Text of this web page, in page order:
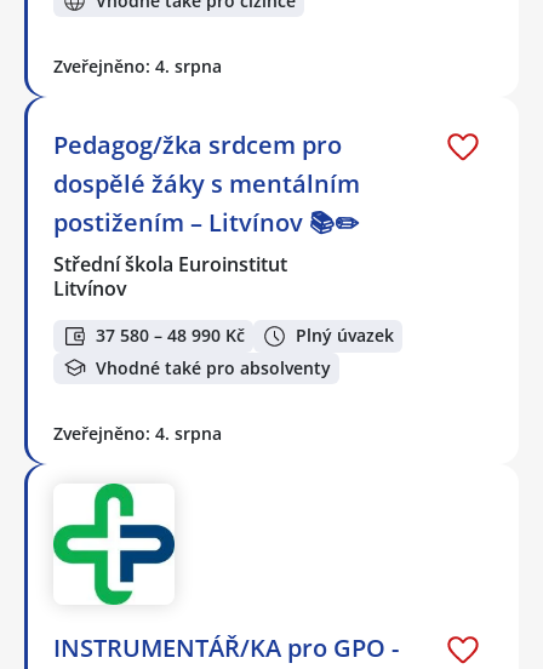
Zveřejněno: 4. srpna
Pedagog/žka srdcem pro
dospělé žáky s mentálním
postižením – Litvínov 📚✏️
Střední škola Euroinstitut
Litvínov
37 580 – 48 990 Kč
Plný úvazek
Vhodné také pro absolventy
Zveřejněno: 4. srpna
INSTRUMENTÁŘ/KA pro GPO -